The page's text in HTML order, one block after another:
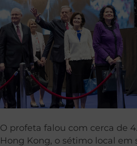
O profeta falou com cerca de
Hong Kong, o sétimo local em